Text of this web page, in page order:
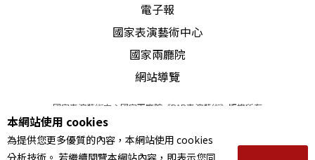
電子報
國家表演藝術中心
國家兩廳院
網站導覽
國家表演藝術中心國家兩廳院《PAR表演藝術》版權所有
© 2022Performing arts redefined. All Rights Reserved
統一編號 Tax Id number 00973926
本站所提供相關演出資訊，如有異動應以主辦單位公告為準。
本網站使用 cookies
為提供您更多優質的內容，本網站使用 cookies
分析技術。 若繼續閱覽本網站內容，即表示您同